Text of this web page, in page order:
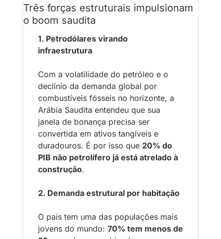
Três forças estruturais impulsionam
o boom saudita
1. Petrodólares virando
infraestrutura
Com a volatilidade do petróleo e o
declínio da demanda global por
combustíveis fósseis no horizonte, a
Arábia Saudita entendeu que sua
janela de bonança precisa ser
convertida em ativos tangíveis e
duradouros. É por isso que 20% do
PIB não petrolífero já está atrelado à
construção.
2. Demanda estrutural por habitação
O país tem uma das populações mais
jovens do mundo: 70% tem menos de